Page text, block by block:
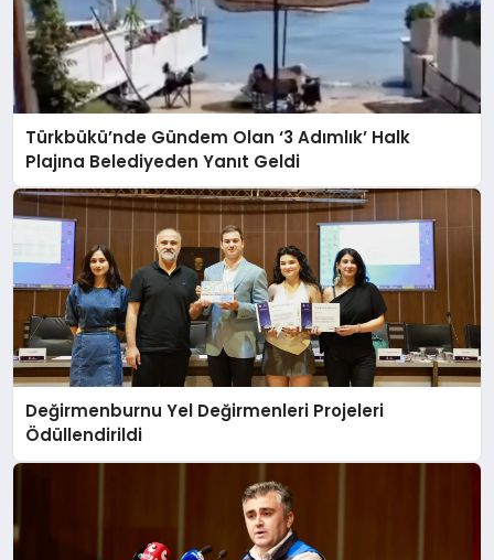
Türkbükü’nde Gündem Olan ‘3 Adımlık’ Halk
Plajına Belediyeden Yanıt Geldi
Değirmenburnu Yel Değirmenleri Projeleri
Ödüllendirildi